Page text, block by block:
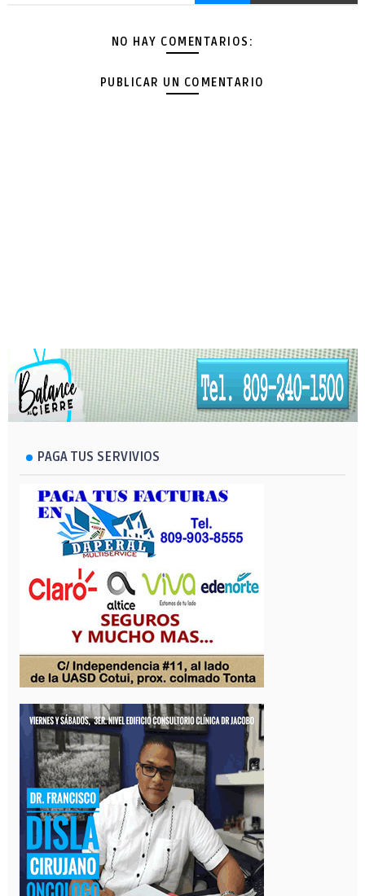
NO HAY COMENTARIOS:
PUBLICAR UN COMENTARIO
PAGA TUS SERVIVIOS